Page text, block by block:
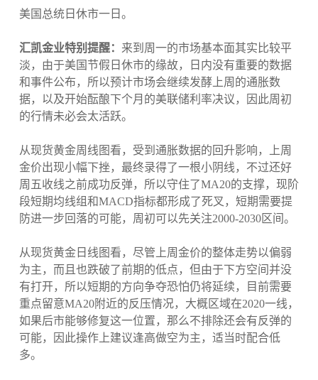
美国总统日休市一日。
汇凯金业特别提醒： 来到周一的市场基本面其实比较平
淡，由于美国节假日休市的缘故，日内没有重要的数据
和事件公布，所以预计市场会继续发酵上周的通胀数
据，以及开始酝酿下个月的美联储利率决议，因此周初
的行情未必会太活跃。
从现货黄金周线图看，受到通胀数据的回升影响，上周
金价出现小幅下挫，最终录得了一根小阴线，不过还好
周五收线之前成功反弹，所以守住了MA20的支撑，现阶
段短期均线组和MACD指标都形成了死叉，短期需要提
防进一步回落的可能，周初可以先关注2000-2030区间。
从现货黄金日线图看，尽管上周金价的整体走势以偏弱
为主，而且也跌破了前期的低点，但由于下方空间并没
有打开，所以短期的方向争夺恐怕仍将延续，目前需要
重点留意MA20附近的反压情况，大概区域在2020一线，
如果后市能够修复这一位置，那么不排除还会有反弹的
可能，因此操作上建议逢高做空为主，适当时配合低
多。